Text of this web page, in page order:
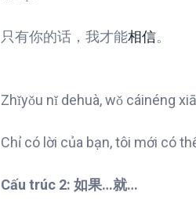
只有你的话，我才能相信。
Zhǐyǒu nǐ dehuà, wǒ cáinéng
Chỉ có lời của bạn, tôi mới có
Cấu trúc 2: 如果…就…